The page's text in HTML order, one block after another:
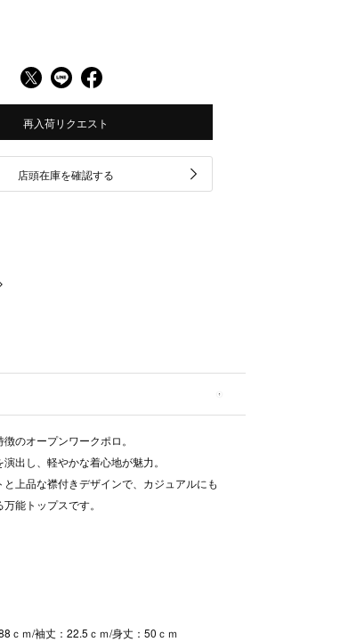
再入荷リクエスト
店頭在庫を確認する
のオープンワークポロ。
出し、軽やかな着心地が魅力。
上品な襟付きデザインで、カジュアルにも
能トップスです。
ｃｍ/袖丈：22.5ｃｍ/身丈：50ｃｍ